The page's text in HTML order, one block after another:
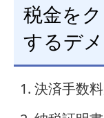
税金を
するデ
決済手数